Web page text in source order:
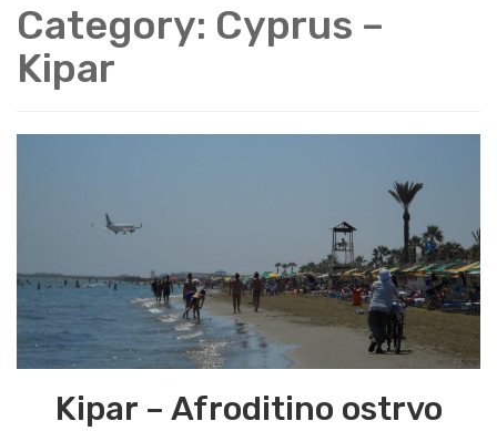
Category: Cyprus –
Kipar
Kipar – Afroditino ostrvo